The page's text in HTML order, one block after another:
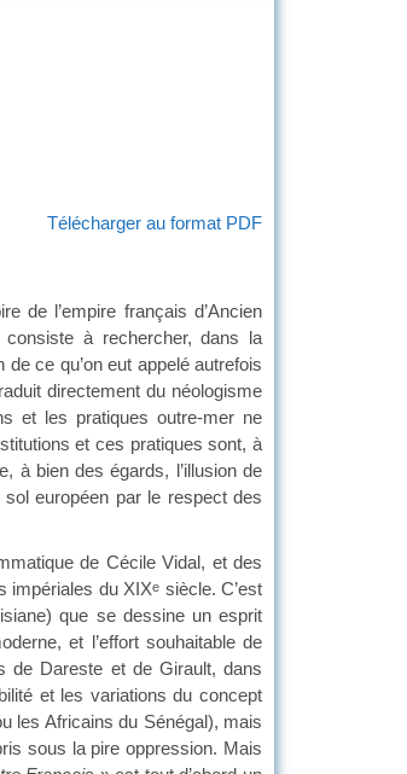
Télécharger au format PDF
de l’empire français d’Ancien
consiste à rechercher, dans la
ce qu’on eut appelé autrefois
directement du néologisme
et les pratiques outre-mer ne
et ces pratiques sont, à
à bien des égards, l’illusion de
européen par le respect des
de Cécile Vidal, et des
impériales du XIXe siècle. C’est
que se dessine un esprit
et l’effort souhaitable de
de Dareste et de Girault, dans
et les variations du concept
les Africains du Sénégal), mais
sous la pire oppression. Mais